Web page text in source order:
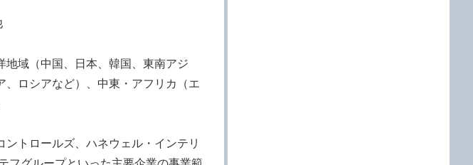
地域（中国、日本、韓国、東南アジ
ロシアなど）、中東・アフリカ（エ
トロールズ、ハネウェル・インテリ